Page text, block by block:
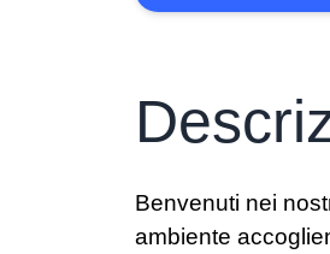
Benvenuti nei
ambiente